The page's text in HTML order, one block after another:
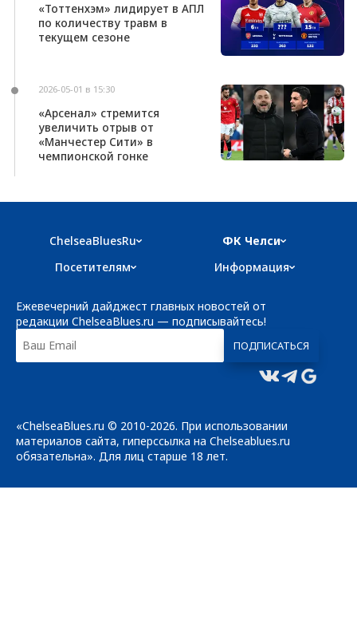
«Тоттенхэм» лидирует в АПЛ
по количеству травм в
текущем сезоне
2026-05-01 в 15:30
«Арсенал» стремится
увеличить отрыв от
«Манчестер Сити» в
чемпионской гонке
ChelseaBluesRu
ФК Челси
Посетителям
Информация
Ежевечерний дайджест главных новостей от
редакции ChelseaBlues.ru — подписывайтесь!
«ChelseaBlues.ru © 2010-2026. При использовании
материалов сайта, гиперссылка на Chelseablues.ru
обязательна». Для лиц старше 18 лет.